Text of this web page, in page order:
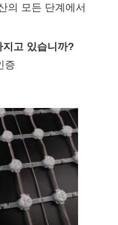
의 모든 단계에서
지고 있습니까?
증